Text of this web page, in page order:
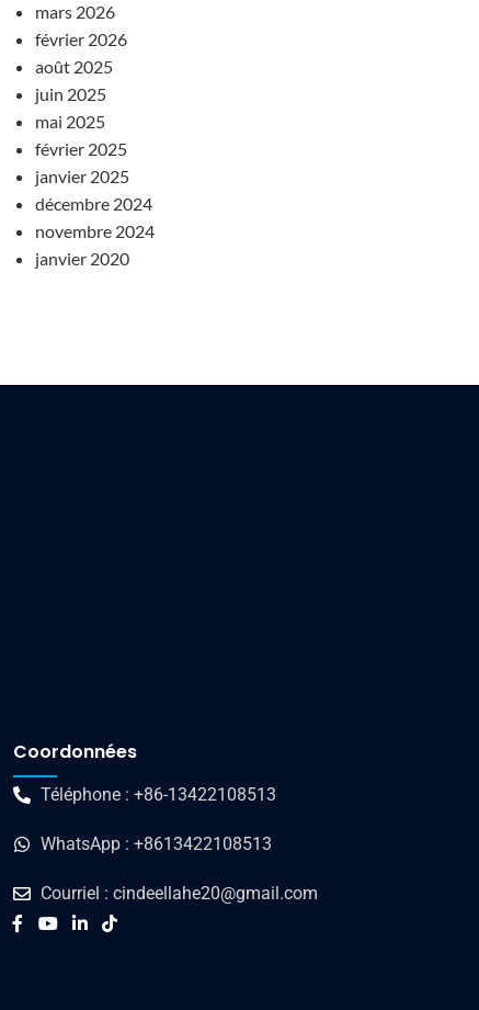
mars 2026
février 2026
août 2025
juin 2025
mai 2025
février 2025
janvier 2025
décembre 2024
novembre 2024
janvier 2020
Coordonnées
Téléphone : +86-13422108513
WhatsApp : +8613422108513
Courriel : cindeellahe20@gmail.com